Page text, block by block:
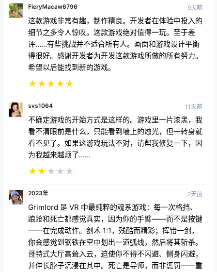
FieryMacaw6796 9天前
这款游戏非常有趣，制作精良。开发者在体验中投入的
细节之多令人惊叹。这款游戏绝对值得一玩。至于差
评……有些挑战并不适合所有人。画面和游戏设计平衡
得很好。感谢开发者为开发这款游戏所做的所有努力。
希望以后能找到新的游戏。
★★★★★
svs1064 11天前
不确定游戏的开始方式是这样的。游戏里一片漆黑，我
看不清眼前是什么，只能看到墙上的烛光，但一转身就
看不见了。如果这游戏玩法不对，请帮我修复一下，因
为我越来越烦了……
★★★ ★ ★
2023年 2天前
Grimlord 是 VR 中最纯粹的魂系游戏：每一次格挡、
踉跄和死亡都感觉真实，因为你的手臂——而不是按键
——在完成动作。剑术 1:1，残酷而精彩；挥错一剑，
你会感觉到钢铁在空中划出一道弧线，然后将其斩杀。
哥特式大厅高耸入云，迫使你不得不闪避、侧身闪避，
并伸长脖子沉浸在其中。死亡是导师，而非惩罚——重